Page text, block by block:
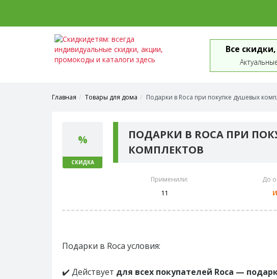
Все
Главная Товары для дома Подарки в Roca при покупке душевых
%
СКИДКА
ПОДАРКИ В ROCA ПРИ
КОМПЛЕКТОВ
Применили:
11
До
Подарки в Roca условия:
✔️ Действует для всех покупателей Roca —